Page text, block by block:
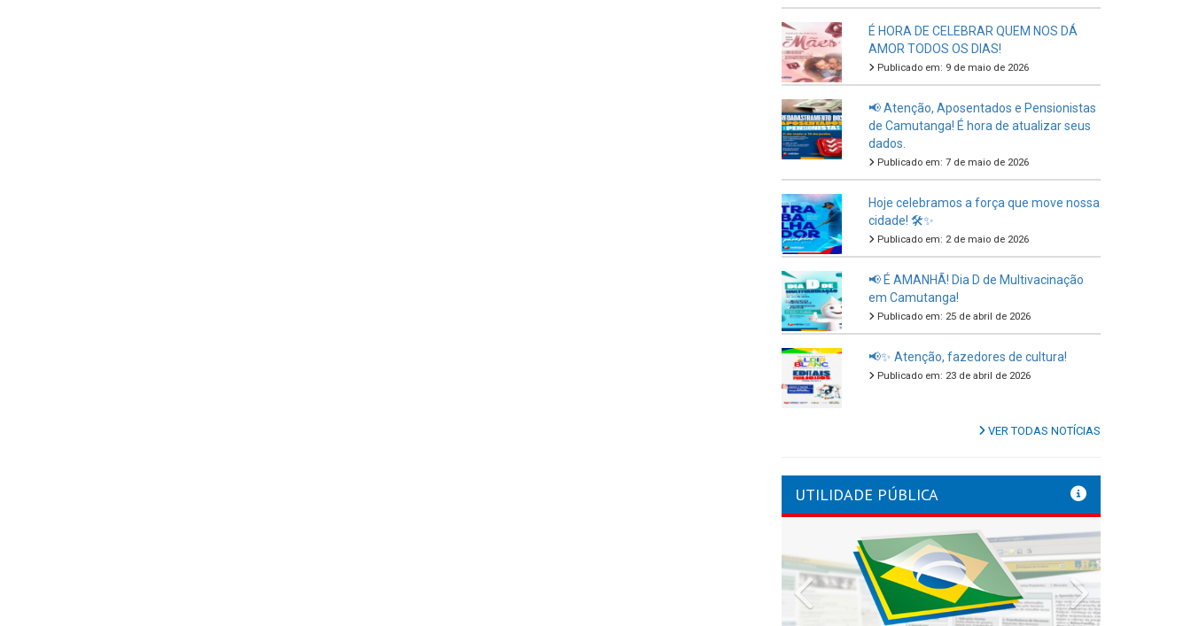
É HORA DE CELEBRAR QUEM NOS DÁ
AMOR TODOS OS DIAS!
Publicado em: 9 de maio de 2026
📢 Atenção, Aposentados e Pensionistas
de Camutanga! É hora de atualizar seus
dados.
Publicado em: 7 de maio de 2026
Hoje celebramos a força que move nossa
cidade! 🛠️✨
Publicado em: 2 de maio de 2026
📢 É AMANHÃ! Dia D de Multivacinação
em Camutanga!
Publicado em: 25 de abril de 2026
📢✨ Atenção, fazedores de cultura!
Publicado em: 23 de abril de 2026
VER TODAS NOTÍCIAS
UTILIDADE PÚBLICA
Previous